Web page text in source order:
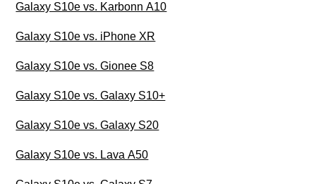
Galaxy S10e vs. Karbonn A10
Galaxy S10e vs. iPhone XR
Galaxy S10e vs. Gionee S8
Galaxy S10e vs. Galaxy S10+
Galaxy S10e vs. Galaxy S20
Galaxy S10e vs. Lava A50